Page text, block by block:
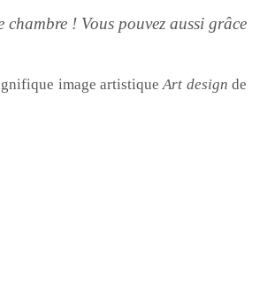
! Vous pouvez aussi grâce
image artistiqueArt design de